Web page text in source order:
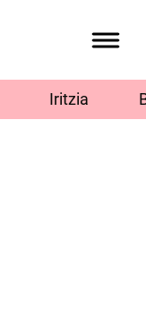
Iritzia